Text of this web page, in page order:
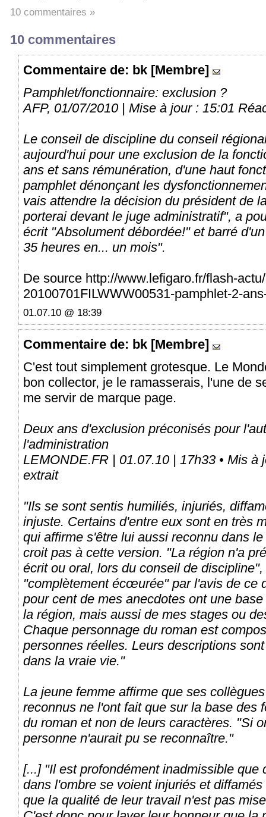
10 commentaires »
10 commentaires
Commentaire de: bk [Membre]
Pamphlet/fonctionnaire: exclusion ?
AFP, 01/07/2010 | Mise à jour : 15:01
Le conseil de discipline du conseil
aujourd'hui pour une exclusion de la
ans et sans rémunération, d'une haut
pamphlet dénonçant les
vais attendre la décision du président de
porterai devant le juge administratif", a
écrit "Absolument débordée!" et barré
35 heures en... un mois".
De source http://www.lefigaro.fr/flash-
20100701FILWWW00531-pamphlet-2-
01.07.10 @ 18:39
Commentaire de: bk [Membre]
C'est tout simplement grotesque. Le
bon collector, je le ramasserais, l'une de
me servir de marque page.
Deux ans d'exclusion préconisés pour
l'administration
LEMONDE.FR | 01.07.10 | 17h33 • Mis à
extrait
"Ils se sont sentis humiliés, injuriés,
injuste. Certains d'entre eux sont en très
qui affirme s'être lui aussi reconnu dans
croit pas à cette version. "La région n'a
écrit ou oral, lors du conseil de
"complètement écœurée" par l'avis de ce
pour cent de mes anecdotes ont une
la région, mais aussi de mes stages ou
Chaque personnage du roman est
personnes réelles. Leurs descriptions
dans la vraie vie."
La jeune femme affirme que ses
reconnus ne l'ont fait que sur la base des
du roman et non de leurs caractères. "Si
personne n'aurait pu se reconnaître."
[...] "Il est profondément inadmissible que
dans l'ombre se voient injuriés et
que la qualité de leur travail n'est pas